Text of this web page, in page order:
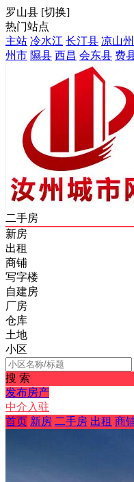
罗山县 [切换]
热门站点
主站 冷水江 长汀县 凉山州
州市 隰县 西昌 会东县 费
二手房
新房
出租
商铺
写字楼
自建房
厂房
仓库
土地
小区
搜 索
发布房产
中介入驻
首页 新房 二手房 出租 商